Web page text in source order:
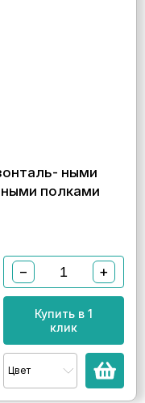
ными
полками
− +
Купить в 1
клик
Цвет